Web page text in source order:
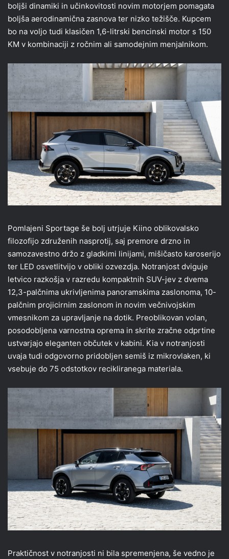
boljši dinamiki in učinkovitosti novim motorjem pomagata
boljša aerodinamična zasnova ter nizko težišče. Kupcem
bo na voljo tudi klasičen 1,6-litrski bencinski motor s 150
KM v kombinaciji z ročnim ali samodejnim menjalnikom.
Pomlajeni Sportage še bolj utrjuje Kiino oblikovalsko
filozofijo združenih nasprotij, saj premore drzno in
samozavestno držo z gladkimi linijami, mišičasto karoserijo
ter LED osvetlitvijo v obliki ozvezdja. Notranjost dviguje
letvico razkošja v razredu kompaktnih SUV-jev z dvema
12,3-palčnima ukrivljenima panoramskima zaslonoma, 10-
palčnim projicirnim zaslonom in novim večnivojskim
vmesnikom za upravljanje na dotik. Preoblikovan volan,
posodobljena varnostna oprema in skrite zračne odprtine
ustvarjajo eleganten občutek v kabini. Kia v notranjosti
uvaja tudi odgovorno pridobljen semiš iz mikrovlaken, ki
vsebuje do 75 odstotkov recikliranega materiala.
Praktičnost v notranjosti ni bila spremenjena, še vedno je